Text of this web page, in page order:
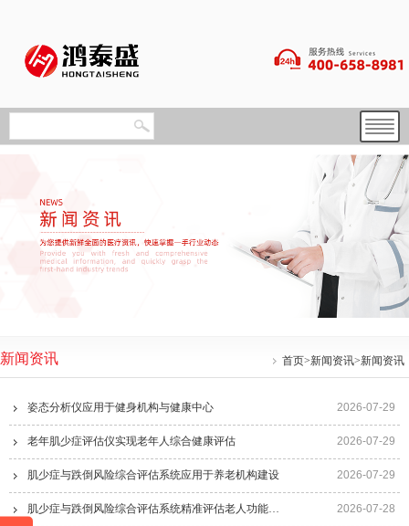
新闻资讯 首页>新闻资讯>新闻资讯
2026-07-29
姿态分析仪应用于健身机构与健康中心
2026-07-29
老年肌少症评估仪实现老年人综合健康评估
2026-07-29
肌少症与跌倒风险综合评估系统应用于养老机构建设
2026-07-28
肌少症与跌倒风险综合评估系统精准评估老人功能状态